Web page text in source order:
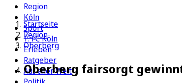
Region
Köln
Sport
1. FC Köln
Erleben
Ratgeber
Aus aller Welt
Startseite
Region
Oberberg
Oberberg fairsorgt